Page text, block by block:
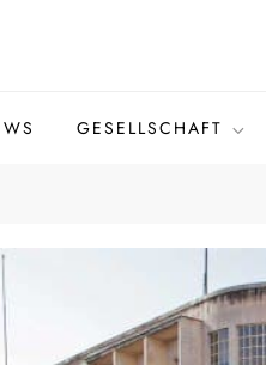
GESELLSCHAFT